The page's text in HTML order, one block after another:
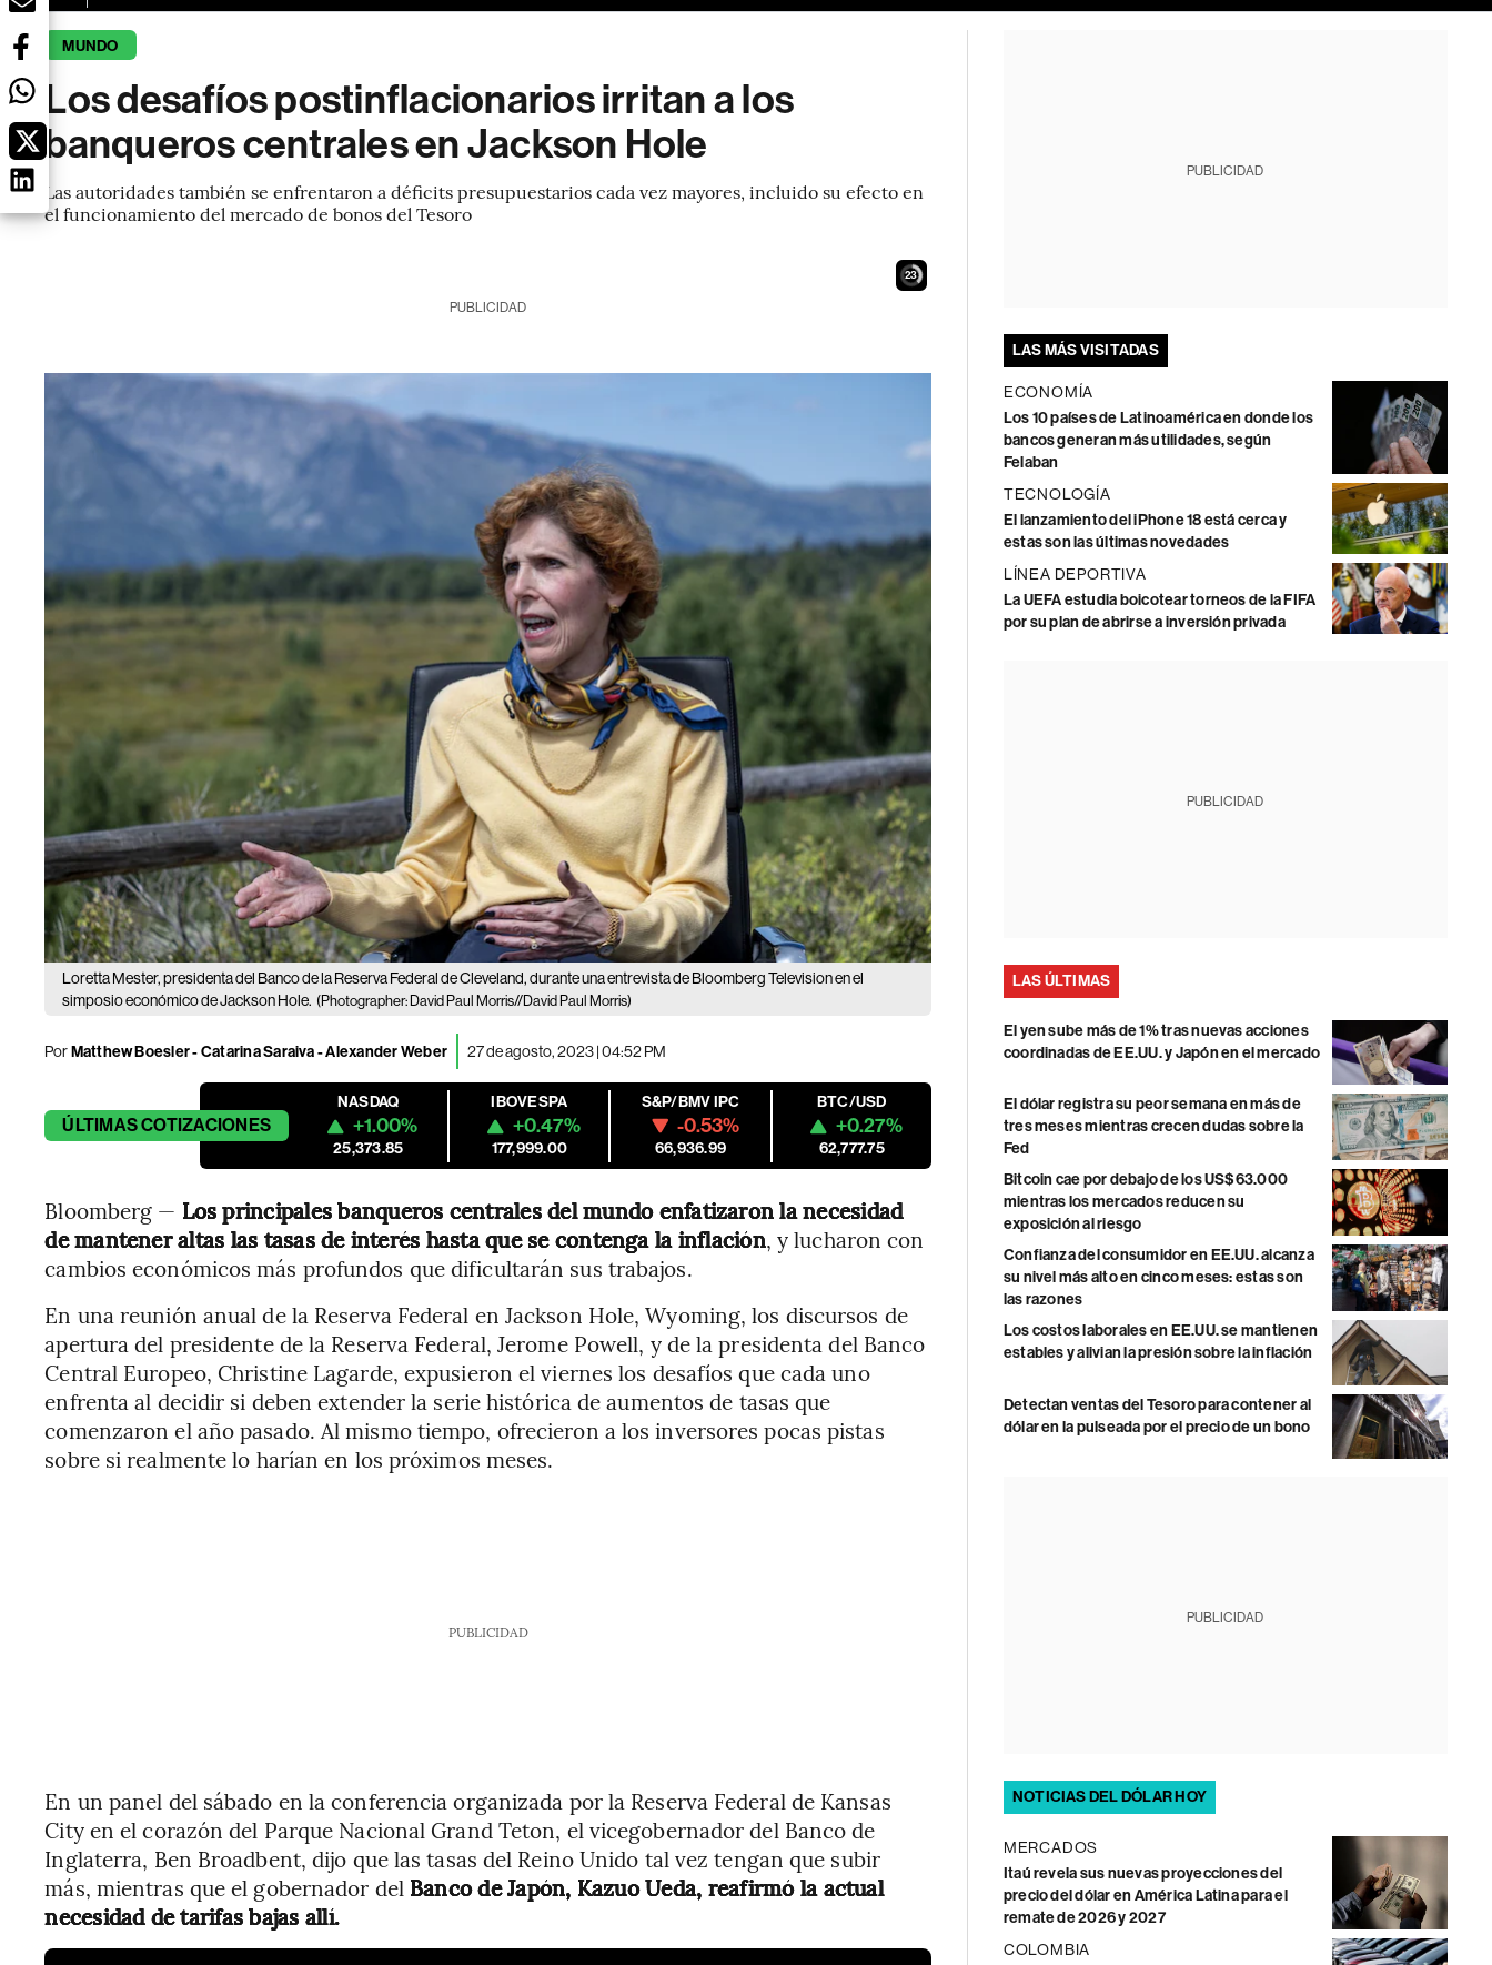
MUNDO
Los desafíos postinflacionarios irritan a los
banqueros centrales en Jackson Hole
Las autoridades también se enfrentaron a déficits presupuestarios cada vez mayores, incluido su efecto en
el funcionamiento del mercado de bonos del Tesoro
22
PUBLICIDAD
Loretta Mester, presidenta del Banco de la Reserva Federal de Cleveland, durante una entrevista de Bloomberg Television en el
simposio económico de Jackson Hole. (Photographer: David Paul Morris//David Paul Morris)
PorMatthew Boesler - Catarina Saraiva - Alexander Weber 27 de agosto, 2023 | 04:52 PM
ÚLTIMASCOTIZACIONES
NASDAQ
+1.00%
25,373.85
IBOVESPA
+0.47%
177,999.00
S&P/BMV IPC
-0.53%
66,936.99
BTC/USD
+0.27%
62,777.75
Bloomberg — Los principales banqueros centrales del mundo enfatizaron la necesidad
de mantener altas las tasas de interés hasta que se contenga la inflación, y lucharon con
cambios económicos más profundos que dificultarán sus trabajos.
En una reunión anual de la Reserva Federal en Jackson Hole, Wyoming, los discursos de
apertura del presidente de la Reserva Federal, Jerome Powell, y de la presidenta del Banco
Central Europeo, Christine Lagarde, expusieron el viernes los desafíos que cada uno
enfrenta al decidir si deben extender la serie histórica de aumentos de tasas que
comenzaron el año pasado. Al mismo tiempo, ofrecieron a los inversores pocas pistas
sobre si realmente lo harían en los próximos meses.
PUBLICIDAD
En un panel del sábado en la conferencia organizada por la Reserva Federal de Kansas
City en el corazón del Parque Nacional Grand Teton, el vicegobernador del Banco de
Inglaterra, Ben Broadbent, dijo que las tasas del Reino Unido tal vez tengan que subir
más, mientras que el gobernador del Banco de Japón, Kazuo Ueda, reafirmó la actual
necesidad de tarifas bajas allí.
PUBLICIDAD
LAS MÁS VISITADAS
ECONOMÍA
Los 10 países de Latinoamérica en donde los
bancos generan más utilidades, según
Felaban
TECNOLOGÍA
El lanzamiento del iPhone 18 está cerca y
estas son las últimas novedades
LÍNEA DEPORTIVA
La UEFA estudia boicotear torneos de la FIFA
por su plan de abrirse a inversión privada
PUBLICIDAD
LAS ÚLTIMAS
El yen sube más de 1% tras nuevas acciones
coordinadas de EE.UU. y Japón en el mercado
El dólar registra su peor semana en más de
tres meses mientras crecen dudas sobre la
Fed
Bitcoin cae por debajo de los US$63.000
mientras los mercados reducen su
exposición al riesgo
Confianza del consumidor en EE.UU. alcanza
su nivel más alto en cinco meses: estas son
las razones
Los costos laborales en EE.UU. se mantienen
estables y alivian la presión sobre la inflación
Detectan ventas del Tesoro para contener al
dólar en la pulseada por el precio de un bono
PUBLICIDAD
NOTICIAS DEL DÓLAR HOY
MERCADOS
Itaú revela sus nuevas proyecciones del
precio del dólar en América Latina para el
remate de 2026 y 2027
COLOMBIA